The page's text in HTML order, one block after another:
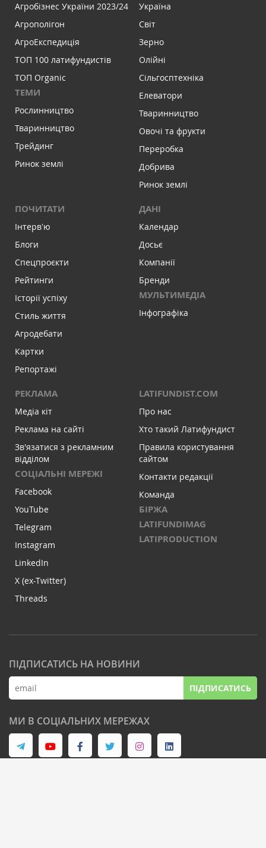
Агробізнес України 2023/24
Агрополігон
АгроЕкспедиція
ТОП 100 латифундистів
ТОП Organic
ТЕМИ
Рослинництво
Тваринництво
Трейдинг
Ринок землі
Україна
Світ
Зерно
Олійні
Сільгосптехніка
Елеватори
Тваринництво
Овочі та фрукти
Переробка
Добрива
Ринок землі
ПОЧИТАТИ
Інтервʼю
Блоги
Спецпроєкти
Рейтинги
Історії успіху
Стиль життя
Агродебати
Картки
Репортажі
ДАНІ
Календар
Досьє
Компанії
Бренди
МУЛЬТИМЕДІА
Інфографіка
РЕКЛАМА
Медіа кіт
Реклама на сайті
Зв'язатися з рекламним
відділом
СОЦІАЛЬНІ МЕРЕЖІ
Facebook
YouTube
Telegram
Instagram
LinkedIn
X (ex-Twitter)
Threads
LATIFUNDIST.COM
Про нас
Хто такий Латифундист
Правила користування
сайтом
Контакти редакції
Команда
БІРЖА
LATIFUNDIMAG
LATIPRODUCTION
ПІДПИСАТИСЬ НА НОВИНИ
ПІДПИСАТИСЬ
МИ В СОЦІАЛЬНИХ МЕРЕЖАХ